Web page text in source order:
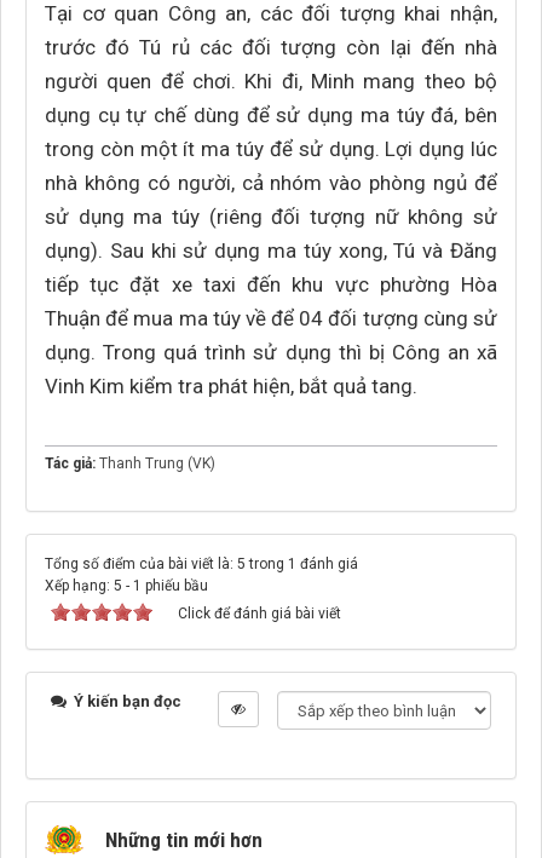
Tại cơ quan Công an, các đối tượng khai nhận,
trước đó Tú rủ các đối tượng còn lại đến nhà
người quen để chơi. Khi đi, Minh mang theo bộ
dụng cụ tự chế dùng để sử dụng ma túy đá, bên
trong còn một ít ma túy để sử dụng. Lợi dụng lúc
nhà không có người, cả nhóm vào phòng ngủ để
sử dụng ma túy (riêng đối tượng nữ không sử
dụng). Sau khi sử dụng ma túy xong, Tú và Đăng
tiếp tục đặt xe taxi đến khu vực phường Hòa
Thuận để mua ma túy về để 04 đối tượng cùng sử
dụng. Trong quá trình sử dụng thì bị Công an xã
Vinh Kim kiểm tra phát hiện, bắt quả tang.
Tác giả: Thanh Trung (VK)
Tổng số điểm của bài viết là: 5 trong 1 đánh giá
Xếp hạng: 5 - 1 phiếu bầu
Click để đánh giá bài viết
Ý kiến bạn đọc
Những tin mới hơn